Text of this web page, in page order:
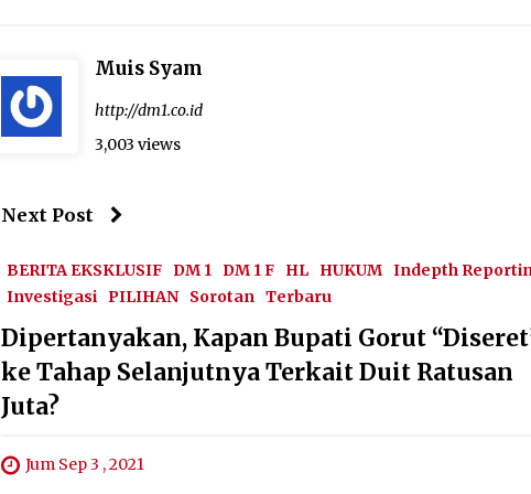
Muis Syam
http://dm1.co.id
3,003 views
Next Post
BERITA EKSKLUSIF DM 1 DM 1 F HL HUKUM Indepth
Investigasi PILIHAN Sorotan Terbaru
Dipertanyakan, Kapan Bupati Gorut
ke Tahap Selanjutnya Terkait Duit Ratusan
Juta?
Jum Sep 3 , 2021